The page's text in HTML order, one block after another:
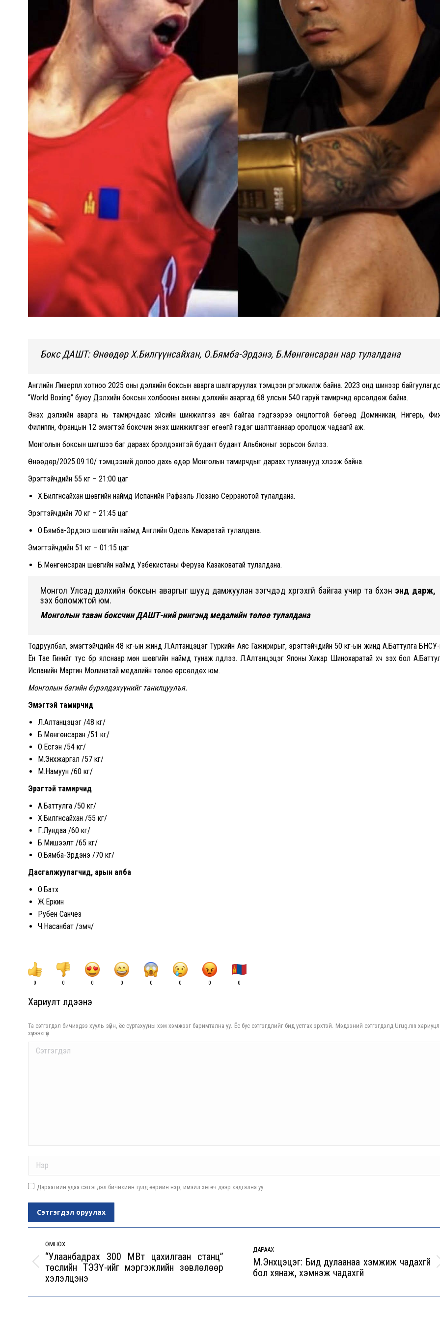
Бокс ДАШТ: Өнөөдөр Х.Билгүүнсайхан, О.Бямба-Эрдэнэ, Б.Мөнгөнсаран нар тулалдана
Английн Ливерпүүл хотноо 2025 оны дэлхийн боксын аварга шалгаруулах тэмцээн үргэлжилж байна. 2023 онд шинээр
“World Boxing” буюу Дэлхийн боксын холбооны анхны дэлхийн аваргад 68 улсын 540 гаруй тамирчид өрсөлдөж байна.
Энэхүү дэлхийн аварга нь тамирчдаас хүйсийн шинжилгээ авч байгаа гэдгээрээ онцлогтой бөгөөд Доминикан, Нигерь,
Филиппн, Францын 12 эмэгтэй боксчин энэхүү шинжилгээг өгөөгүй гэдэг шалтгаанаар оролцож чадаагүй аж.
Монголын боксын шигшээ баг дараах бүрэлдэхүүнтэй будант будант Альбионыг зорьсон билээ.
Өнөөдөр/2025.09.10/ тэмцээний долоо дахь өдөр Монголын тамирчдыг дараах тулаанууд хүлээж байна.
Эрэгтэйчүүдийн 55 кг – 21:00 цаг
Х.Билгүүнсайхан шөвгийн наймд Испанийн Рафаэль Лозано Серранотой тулалдана.
Эрэгтэйчүүдийн 70 кг – 21:45 цаг
О.Бямба-Эрдэнэ шөвгийн наймд Английн Одель Камаратай тулалдана.
Эмэгтэйчүүдийн 51 кг – 01:15 цаг
Б.Мөнгөнсаран шөвгийн наймд Узбекистаны Феруза Казаковатай тулалдана.
Монгол Улсад дэлхийн боксын аваргыг шууд дамжуулан үзэгчдэд хүргэхгүй байгаа учир та бүхэн энд дарж,
үзэх боломжтой юм.
Монголын таван боксчин ДАШТ-ний рингэнд медалийн төлөө тулалдана
Тодруулбал, эмэгтэйчүүдийн 48 кг-ын жинд Л.Алтанцэцэг Туркийн Аяс Гажирирыг, эрэгтэйчүүдийн 50 кг-ын жинд А.Баттулга
Ён Тае Гинийг тус бүр ялснаар мөн шөвгийн наймд тунаж үлдлээ. Л.Алтанцэцэг Японы Хикарү Шинохаратай хүч үзэх бол
Испанийн Мартин Молинатай медалийн төлөө өрсөлдөх юм.
Монголын багийн бүрэлдэхүүнийг танилцуулъя.
Эмэгтэй тамирчид
Л.Алтанцэцэг /48 кг/
Б.Мөнгөнсаран /51 кг/
О.Есүгэн /54 кг/
М.Энхжаргал /57 кг/
М.Намуун /60 кг/
Эрэгтэй тамирчид
А.Баттулга /50 кг/
Х.Билгүүнсайхан /55 кг/
Г.Лундаа /60 кг/
Б.Мишээлт /65 кг/
О.Бямба-Эрдэнэ /70 кг/
Дасгалжуулагчид, арын алба
О.Батхүү
Ж.Еркин
Рубен Санчез
Ч.Насанбат /эмч/
0 0 0 0 0 0 0 0
Хариулт үлдээнэ үү
Та сэтгэгдэл бичихдээ хууль зүйн, ёс суртахууны хэм хэмжээг баримтална уу. Ёс бус сэтгэгдлийг бид устгах эрхтэй. Мэдээний сэтгэгдэлд Urug.mn
хүлээхгүй.
Comment
Дараагийн удаа сэтгэгдэл бичихийн тулд өөрийн нэр, имэйл хөтөч дээр хадгална уу.
Сэтгэгдэл оруулах
navigation
ӨМНӨХ
Previous
post:
“Улаанбадрах 300 МВт цахилгаан станц”
төслийн ТЭЗҮ-ийг мэргэжлийн зөвлөлөөр
хэлэлцэнэ
ДАРААХ
Next
М.Энхцэцэг: Бид дулаанаа хэмжиж чадахгүй
бол хянаж, хэмнэж чадахгүй